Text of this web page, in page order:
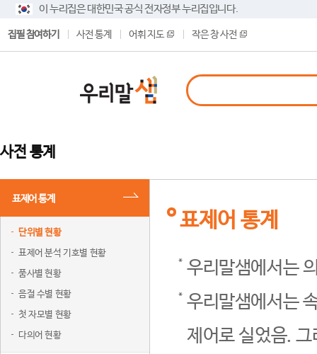
이 누리집은 대한민국 공식 전자정부 누리집입니다.
집필 참여하기 사전 통계 어휘 지도 작은 창 사전
사전 통계
표제어 통계
단위별 현황
표제어 분석 기호별 현황
품사별 현황
음절 수별 현황
첫 자모별 현황
다의어 현황
표제어 통계
우리말샘에서는
우리말샘에서는
제어로 실었음.